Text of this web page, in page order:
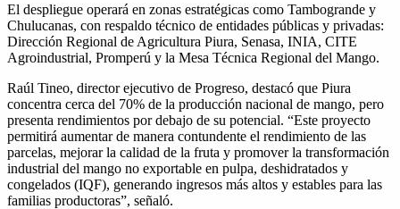
El despliegue operará en zonas estratégicas como Tambogrande y
Chulucanas, con respaldo técnico de entidades públicas y privadas:
Dirección Regional de Agricultura Piura, Senasa, INIA, CITE
Agroindustrial, Promperú y la Mesa Técnica Regional del Mango.
Raúl Tineo, director ejecutivo de Progreso, destacó que Piura
concentra cerca del 70% de la producción nacional de mango, pero
presenta rendimientos por debajo de su potencial. “Este proyecto
permitirá aumentar de manera contundente el rendimiento de las
parcelas, mejorar la calidad de la fruta y promover la transformación
industrial del mango no exportable en pulpa, deshidratados y
congelados (IQF), generando ingresos más altos y estables para las
familias productoras”, señaló.